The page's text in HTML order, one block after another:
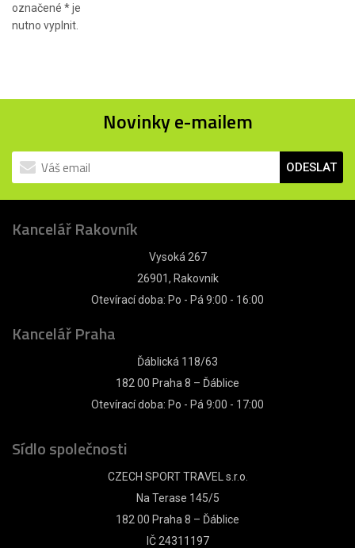
označené *je
nutno vyplnit.
Novinky e-mailem
ODESLAT
Kancelář Rakovník
Vysoká 267
26901, Rakovník
Otevírací doba: Po - Pá 9:00 - 16:00
Kancelář Praha
Ďáblická 118/63
182 00 Praha 8 – Ďáblice
Otevírací doba: Po - Pá 9:00 - 17:00
Sídlo společnosti
CZECH SPORT TRAVEL s.r.o.
Na Terase 145/5
182 00 Praha 8 – Ďáblice
IČ 24311197